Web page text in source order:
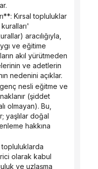
aracılığıyla,
ve eğitime
akıl yürütmeden
ve adetlerin
nedenini açıklar.
(şiddet
olmayan). Bu,
yaşlılar doğal
hakkına
olarak kabul
ve uzlaşma